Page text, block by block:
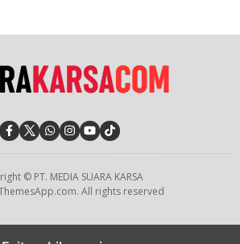
© PT. MEDIA SUARA KARSA
All rights reserved